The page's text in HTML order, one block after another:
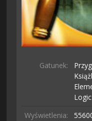
Gatunek:
Wyświetlenia: